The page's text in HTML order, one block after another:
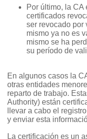
Por último, la
certificados
ser revocado por
mismo ya no es
mismo se ha
su período de
En algunos casos la
otras entidades
reparto de trabajo.
Authority) están
llevar a cabo el
y enviar esta
La certificación es un